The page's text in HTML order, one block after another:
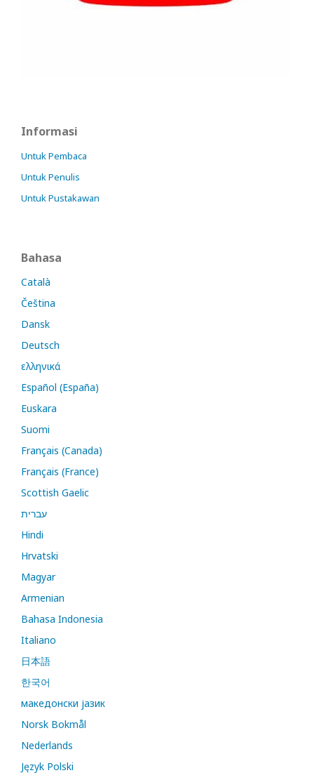
Informasi
Untuk Pembaca
Untuk Penulis
Untuk Pustakawan
Bahasa
Català
Čeština
Dansk
Deutsch
ελληνικά
Español (España)
Euskara
Suomi
Français (Canada)
Français (France)
Scottish Gaelic
עברית
Hindi
Hrvatski
Magyar
Armenian
Bahasa Indonesia
Italiano
日本語
한국어
македонски јазик
Norsk Bokmål
Nederlands
Język Polski